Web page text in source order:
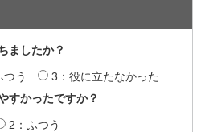
ましたか？
つう
3：役に立たなかった
すかったですか？
2：ふつう